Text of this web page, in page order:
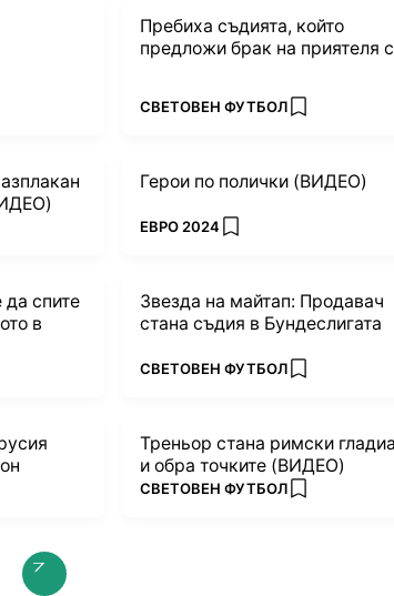
Пребиха съдията, който
предложи брак на приятеля
ПОВЕЧЕ ОТ
СВЕТОВЕН ФУТБОЛ add favorites
Герои по полички (ВИДЕО)
ПОВЕЧЕ ОТ
ЕВРО 2024 add favorites
спите
в
Звезда на майтап: Продавач
стана съдия в Бундеслигата
ПОВЕЧЕ ОТ
СВЕТОВЕН ФУТБОЛ add favorites
Треньор стана римски
и обра точките (ВИДЕО)
ПОВЕЧЕ ОТ
СВЕТОВЕН ФУТБОЛ add favorites